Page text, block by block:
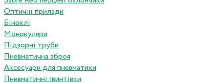
Оптичні прилади
Біноклі
Монокуляри
Підзорні труби
Пневматична зброя
Аксесуари для пневматики
Пневматичні гвинтівки